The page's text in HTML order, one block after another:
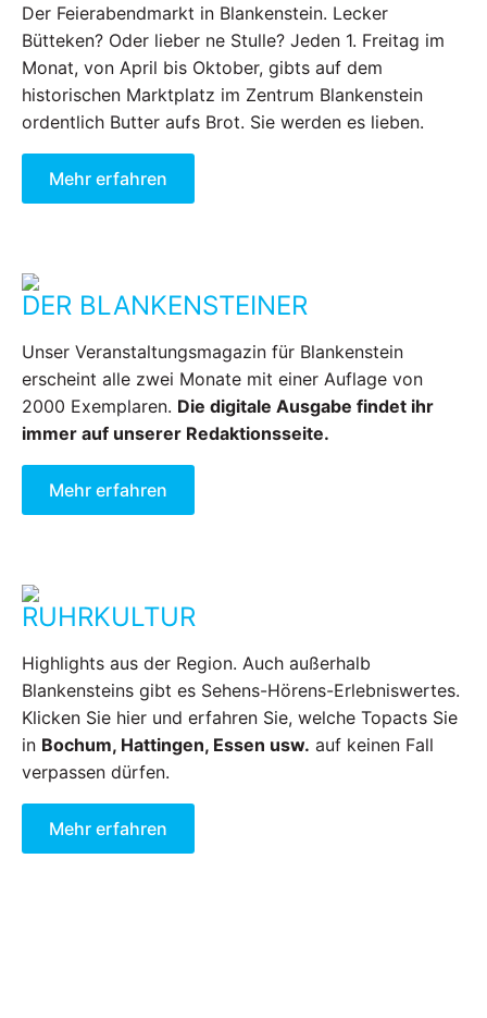
Der Feierabendmarkt in Blankenstein. Lecker
Bütteken? Oder lieber ne Stulle? Jeden 1. Freitag im
Monat, von April bis Oktober, gibts auf dem
historischen Marktplatz im Zentrum Blankenstein
ordentlich Butter aufs Brot. Sie werden es lieben.
Mehr erfahren
DER BLANKENSTEINER
Unser Veranstaltungsmagazin für Blankenstein
erscheint alle zwei Monate mit einer Auflage von
2000 Exemplaren. Die digitale Ausgabe findet ihr
immer auf unserer Redaktionsseite.
Mehr erfahren
RUHRKULTUR
Highlights aus der Region. Auch außerhalb
Blankensteins gibt es Sehens-Hörens-Erlebniswertes.
Klicken Sie hier und erfahren Sie, welche Topacts Sie
in Bochum, Hattingen, Essen usw. auf keinen Fall
verpassen dürfen.
Mehr erfahren